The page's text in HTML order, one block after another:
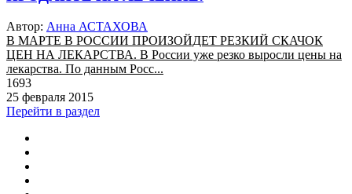
Автор: Анна АСТАХОВА
В МАРТЕ В РОССИИ ПРОИЗОЙДЕТ РЕЗКИЙ СКАЧОК
ЦЕН НА ЛЕКАРСТВА. В России уже резко выросли цены на
лекарства. По данным Росс...
1693
25 февраля 2015
Перейти в раздел